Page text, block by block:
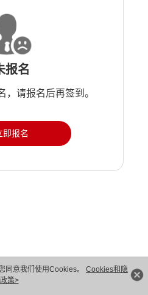
同意我们使用Cookies。 Cookies和隐
策>
报名
，请报名后再签到。
即报名
2026。 保留一切权利。粤A2-20044005号
保护
法律声明